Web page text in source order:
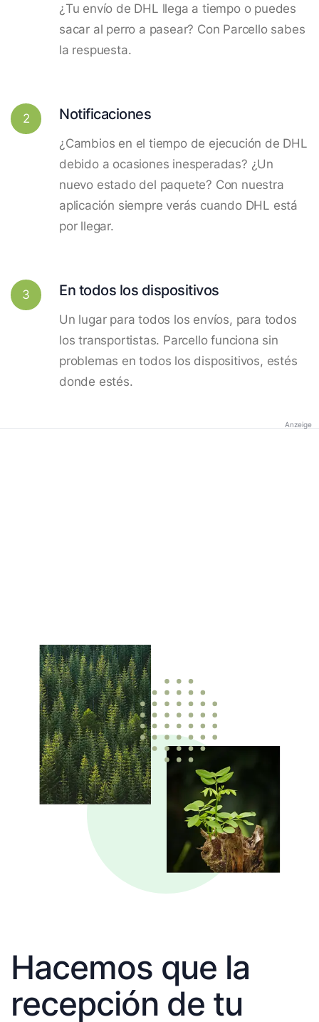
¿Tu envío de DHL llega a tiempo o puedes
sacar al perro a pasear? Con Parcello sabes
la respuesta.
2 Notificaciones
¿Cambios en el tiempo de ejecución de DHL
debido a ocasiones inesperadas? ¿Un
nuevo estado del paquete? Con nuestra
aplicación siempre verás cuando DHL está
por llegar.
3 En todos los dispositivos
Un lugar para todos los envíos, para todos
los transportistas. Parcello funciona sin
problemas en todos los dispositivos, estés
donde estés.
Anzeige
Hacemos que la
recepción de tu